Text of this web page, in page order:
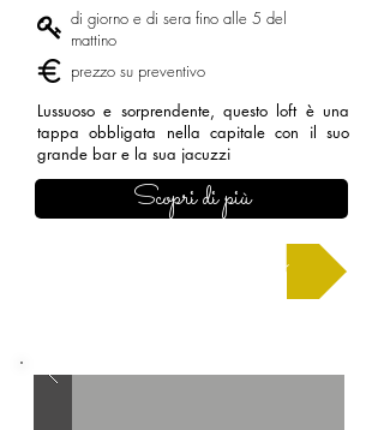
di giorno e di sera fino alle 5 del
mattino
prezzo su preventivo
Lussuoso e sorprendente, questo loft è una
tappa obbligata nella capitale con il suo
grande bar e la sua jacuzzi
Scopri di più
Chiedi un preventivo